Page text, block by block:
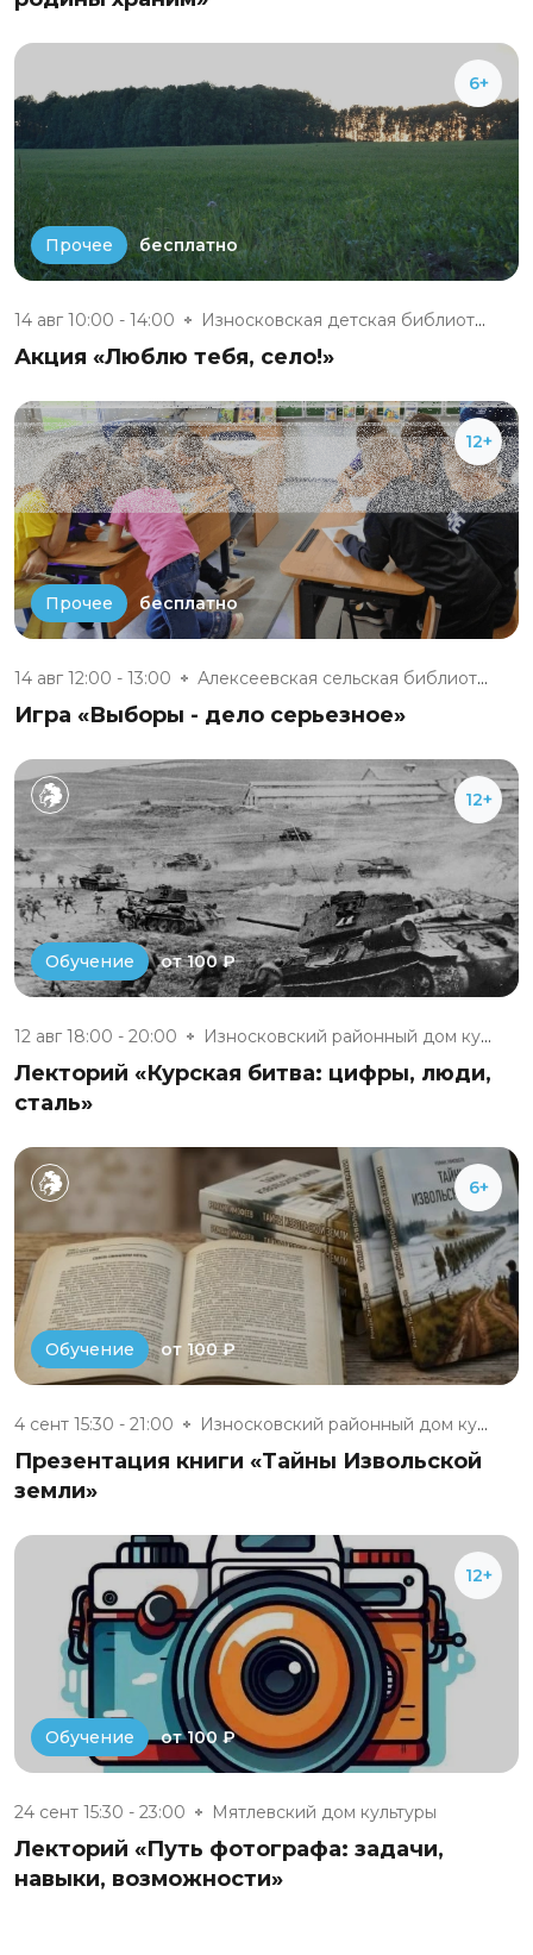
6+
Прочее бесплатно
14 авг 10:00 - 14:00 Износковская детская библиотек...
Акция «Люблю тебя, село!»
12+
Прочее бесплатно
14 авг 12:00 - 13:00 Алексеевская сельская библиоте...
Игра «Выборы - дело серьезное»
12+
Обучение от 100 ₽
12 авг 18:00 - 20:00 Износковский районный дом куль...
Лекторий «Курская битва: цифры, люди,
сталь»
6+
Обучение от 100 ₽
4 сент 15:30 - 21:00 Износковский районный дом куль...
Презентация книги «Тайны Извольской
земли»
12+
Обучение от 100 ₽
24 сент 15:30 - 23:00 Мятлевский дом культуры
Лекторий «Путь фотографа: задачи,
навыки, возможности»